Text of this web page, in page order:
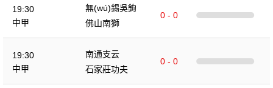
19:30
中甲
無(wú)錫吳鉤
0 - 0
佛山南獅
19:30
中甲
南通支云
0 - 0
石家莊功夫